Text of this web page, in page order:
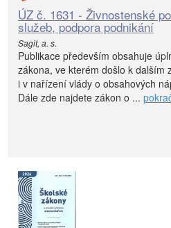
ÚZ č. 1631 - Živnostenské
služeb, podpora podnikání
Sagit, a. s.
Publikace především obsahuje
zákona, ve kterém došlo k dalším
i v nařízení vlády o obsahových
Dále zde najdete zákon o ...